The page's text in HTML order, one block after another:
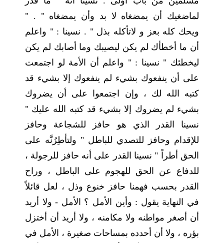
لماضغيك أن يمضغاه لا بد وأن يمضغاه " . "
ويحك كله بعز و لاتأكله بذل " . نسينا : " واعلم
أن ما أخطأك لم يكن ليصيبك وما أصابك لم يكن
ليخطئك " نسينا : " واعلم أن الأمة لو اجتمعت
على أن ينفعوك بشيء لم ينفعوك إلا بشيء قد
كتبه الله لك ، وإن اجتمعوا على أن يضروك
بشيء لم يضروك إلا بشيء قد كتبه الله عليك "
نسينا القدر الذي هو حافز للشجاعة وحافز
للإقدام وحافز للتصدي للباطل " ولتأطِرُنَّه على
الحق أطراً " نسينا القدر على أنه حافز للرجولة ،
للدفاع عن الحق للهجوم على الباطل ، وراح
القدر بحسب فهمنا حافز خنوع وذل ، لعل قائلاً
في النهاية يقول : وأين الأمل ؟ الأمل - ولا أريد
أن أصغر مواطنه ولا مكامنه ، ولا أريد أن أختزل
بؤره ، ولا أن أحدده بمساحات صغيرة ، الأمل في